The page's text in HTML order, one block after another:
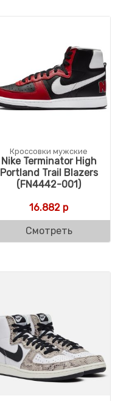
Кроссовки мужские
Nike Terminator High
Portland Trail Blazers
(FN4442-001)
16.882 р
Смотреть